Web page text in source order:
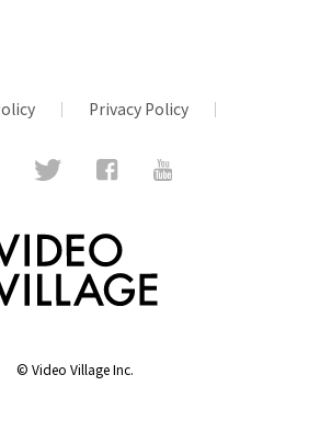
Privacy Policy
© Video Village Inc.